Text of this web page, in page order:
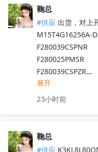
SN74LV164APWR
SN74HC373N
SN74HC165PWR
SN74HC595PWR
TXS0102DCUR
HDC3020DEFR
OPA2607SIRUGR
ADL5565ACPZ-R7
CV28AX26-A0-RH
KLM8G1GEUF-
SC33PF8100G9ES
2322610-1
MPQ4572GQBE-
6.6SM8Z36A-AQ
74AVC4T245BQ,115
鞠总
#供应 出货，对上
M15T4G16256A-
F280039CSPNR
F280025PMSR
F280039CSPZR
F280049PZSR
ADS131M08IPBSR
INA819IDR
INA821IDGKR
展开
23小时前
鞠总
#供应